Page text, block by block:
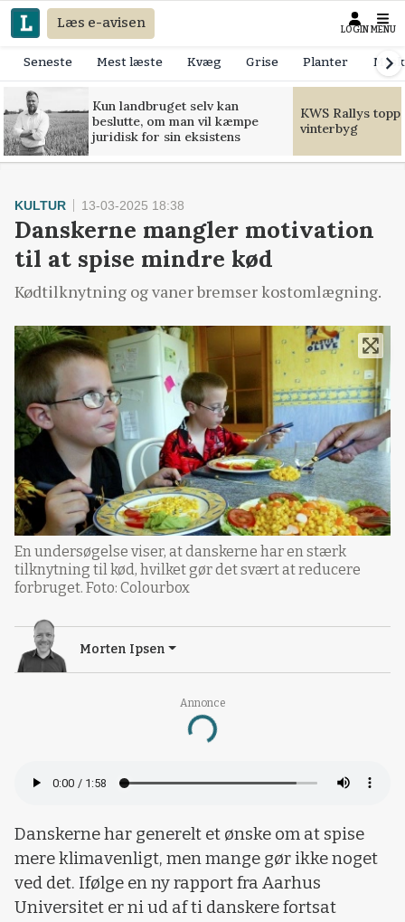
Læs e-avisen LOGIN MENU
Seneste Mest læste Kvæg Grise Planter
Kun landbruget selv kan
beslutte, om man vil kæmpe
juridisk for sin eksistens
KWS Rallys
vinterbyg
Annonce
Loading...
KULTUR 13-03-2025 18:38
Danskerne mangler motivation
til at spise mindre kød
Kødtilknytning og vaner bremser kostomlægning.
En undersøgelse viser, at danskerne har en stærk
tilknytning til kød, hvilket gør det svært at reducere
forbruget. Foto: Colourbox
Morten Ipsen
Danskerne har generelt et ønske om at spise
mere klimavenligt, men mange gør ikke noget
ved det. Ifølge en ny rapport fra Aarhus
Universitet er ni ud af ti danskere fortsat